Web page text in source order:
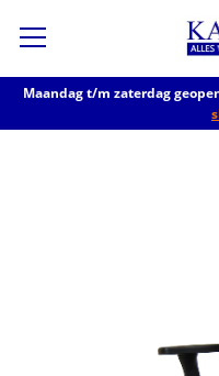
Maandag t/m zaterdag